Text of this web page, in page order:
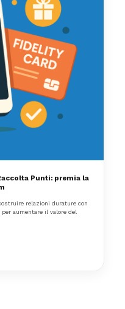
Punti: premia la
relazioni durature con
aumentare il valore del